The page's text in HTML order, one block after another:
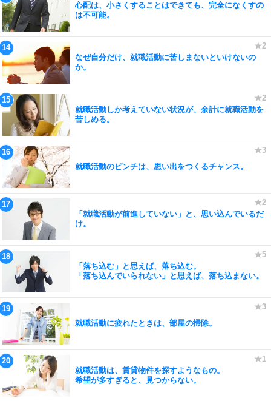
心配は、小さくすることはできても、完全になくすの
は不可能。
なぜ自分だけ、就職活動に苦しまないといけないの
か。
就職活動しか考えていない状況が、余計に就職活動を
苦しめる。
就職活動のピンチは、思い出をつくるチャンス。
「就職活動が前進していない」と、思い込んでいるだ
け。
「落ち込む」と思えば、落ち込む。
「落ち込んでいられない」と思えば、落ち込まない。
就職活動に疲れたときは、部屋の掃除。
就職活動は、賃貸物件を探すようなもの。
希望が多すぎると、見つからない。